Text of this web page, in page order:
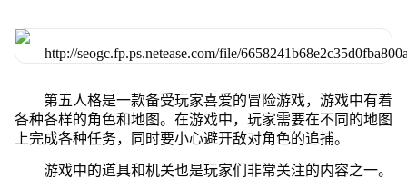
第五人格是一款备受玩家喜爱的冒险游戏，游戏中有着
各种各样的角色和地图。在游戏中，玩家需要在不同的地图
上完成各种任务，同时要小心避开敌对角色的追捕。
游戏中的道具和机关也是玩家们非常关注的内容之一。